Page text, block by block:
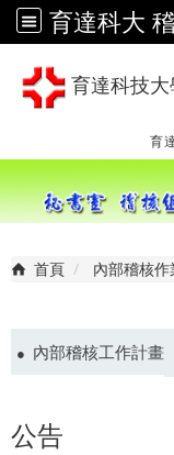
育達科大
育達科技大
育
首頁 內部稽核作
內部稽核工作計畫
公告